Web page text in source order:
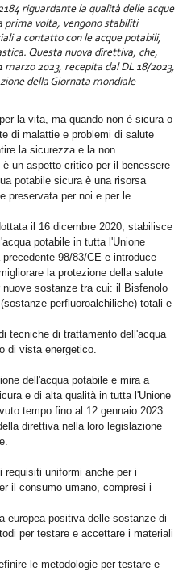
riguardante la qualità delle acque
prima volta, vengono stabiliti
a contatto con le acque potabili,
Questa nuova direttiva, che,
2023, recepita dal DL 18/2023,
della Giornata mondiale
la vita, ma quando non è sicura o
di malattie e problemi di salute
la sicurezza e la non
un aspetto critico per il benessere
potabile sicura è una risorsa
preservata per noi e per le
il 16 dicembre 2020, stabilisce
potabile in tutta l'Unione
98/83/CE e introduce
la protezione della salute
sostanze tra cui: il Bisfenolo
perfluoroalchiliche) totali e
tecniche di trattamento dell'acqua
di vista energetico.
dell'acqua potabile e mira a
e di alta qualità in tutta l'Unione
tempo fino al 12 gennaio 2023
direttiva nella loro legislazione
requisiti uniformi anche per i
il consumo umano, compresi i
europea positiva delle sostanze di
per testare e accettare i materiali
le metodologie per testare e